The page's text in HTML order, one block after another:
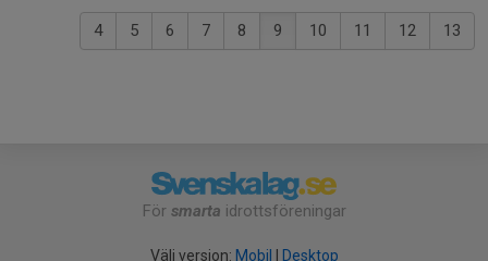
4 5 6 7 8 9 10 11 12 13
För smarta idrottsföreningar
Välj version: Mobil Desktop